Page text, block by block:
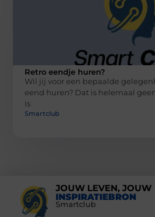
Retro eendje huren?
Wil jij voor een bepaalde
eend huren? Dat is helemaal
is
Smartclub
JOUW LEVEN, JOUW
INSPIRATIEBRON
Smartclub